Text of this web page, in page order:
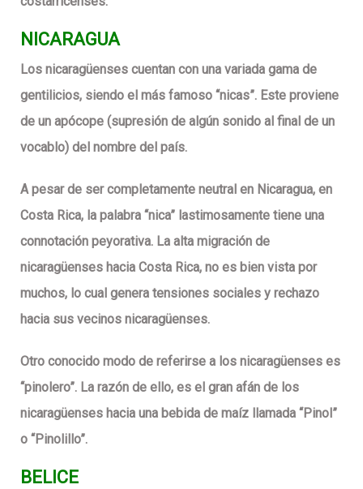
NICARAGUA
Los nicaragüenses cuentan con una variada gama de
gentilicios, siendo el más famoso “nicas”. Este proviene
de un apócope (supresión de algún sonido al final de un
vocablo) del nombre del país.
A pesar de ser completamente neutral en Nicaragua, en
Costa Rica, la palabra “nica” lastimosamente tiene una
connotación peyorativa. La alta migración de
nicaragüenses hacia Costa Rica, no es bien vista por
muchos, lo cual genera tensiones sociales y rechazo
hacia sus vecinos nicaragüenses.
Otro conocido modo de referirse a los nicaragüenses es
“pinolero”. La razón de ello, es el gran afán de los
nicaragüenses hacia una bebida de maíz llamada “Pinol”
o “Pinolillo”.
BELICE